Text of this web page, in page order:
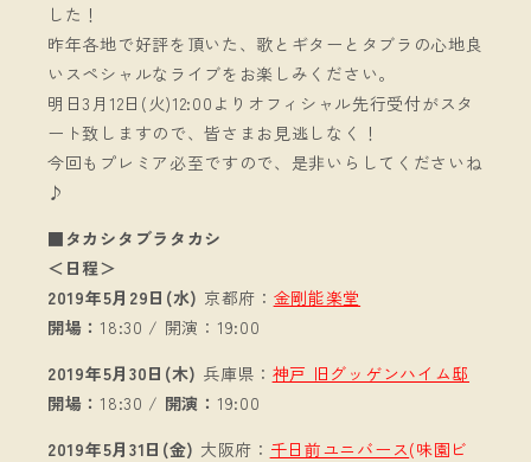
した！
昨年各地で好評を頂いた、歌とギターとタブラの心地良
いスペシャルなライブをお楽しみください。
明日3月12日(火)12:00よりオフィシャル先行受付がスタ
ート致しますので、皆さまお見逃しなく！
今回もプレミア必至ですので、是非いらしてくださいね
♪
■タカシタブラタカシ
＜日程＞
2019年5月29日(水) 京都府： 金剛能楽堂
開場： 18:30 / 開演：19:00
2019年5月30日(木) 兵庫県： 神戸 旧グッゲンハイム邸
開場： 18:30 / 開演： 19:00
2019年5月31日(金) 大阪府： 千日前ユニバース(味園ビ